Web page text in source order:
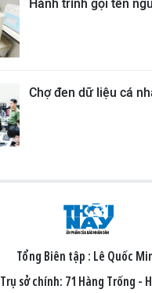
Hành trình gọi tên
Chợ đen dữ liệu cá
Tổng Biên tập : Lê Quốc
Trụ sở chính: 71 Hàng Trống -